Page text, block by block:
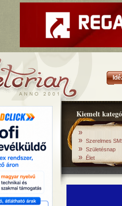
Kiemelt
»
» Szerelmes
» Születésnap
» Élet